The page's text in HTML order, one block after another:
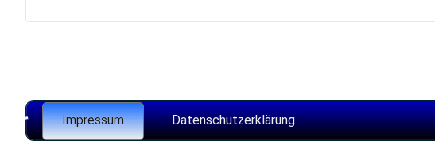
Impressum Datenschutzerklärung